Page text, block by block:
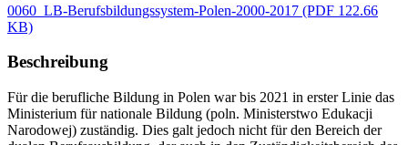
0060_LB-Berufsbildungssystem-Polen-2000-2017 (PDF 122.66
KB)
Beschreibung
Für die berufliche Bildung in Polen war bis 2021 in erster Linie das
Ministerium für nationale Bildung (poln. Ministerstwo Edukacji
Narodowej) zuständig. Dies galt jedoch nicht für den Bereich der